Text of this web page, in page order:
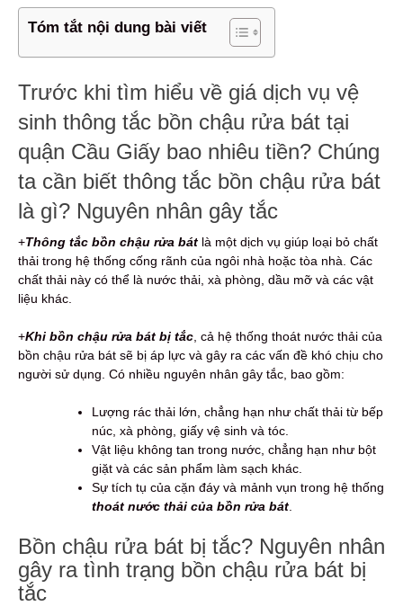
Tóm tắt nội dung bài viết
Trước khi tìm hiểu về giá dịch vụ vệ
sinh thông tắc bồn chậu rửa bát tại
quận Cầu Giấy bao nhiêu tiền? Chúng
ta cần biết thông tắc bồn chậu rửa bát
là gì? Nguyên nhân gây tắc
+Thông tắc bồn chậu rửa bát là một dịch vụ giúp loại bỏ chất
thải trong hệ thống cống rãnh của ngôi nhà hoặc tòa nhà. Các
chất thải này có thể là nước thải, xà phòng, dầu mỡ và các vật
liệu khác.
+Khi bồn chậu rửa bát bị tắc , cả hệ thống thoát nước thải của
bồn chậu rửa bát sẽ bị áp lực và gây ra các vấn đề khó chịu cho
người sử dụng. Có nhiều nguyên nhân gây tắc, bao gồm:
Lượng rác thải lớn, chẳng hạn như chất thải từ bếp
núc, xà phòng, giấy vệ sinh và tóc.
Vật liệu không tan trong nước, chẳng hạn như bột
giặt và các sản phẩm làm sạch khác.
Sự tích tụ của cặn đáy và mảnh vụn trong hệ thống
thoát nước thải của bồn rửa bát
Bồn chậu rửa bát bị tắc? Nguyên nhân
gây ra tình trạng bồn chậu rửa bát bị
tắc